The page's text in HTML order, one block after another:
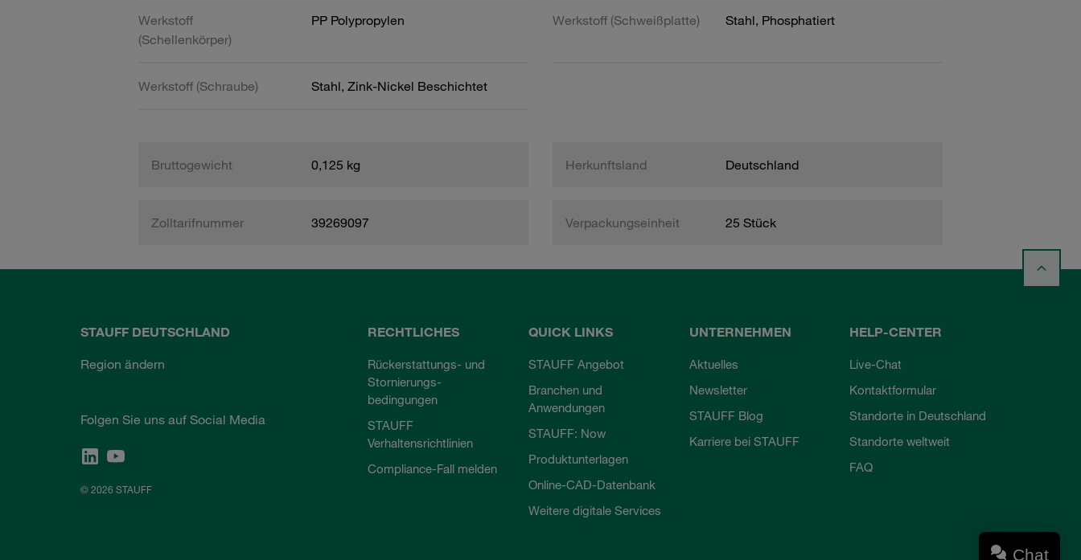
Werkstoff
(Schellenkörper)
PP Polypropylen Werkstoff (Schweißplatte) Stahl, Phosphatiert
Werkstoff (Schraube) Stahl, Zink-Nickel Beschichtet
Bruttogewicht 0,125 kg Herkunftsland Deutschland
Zolltarifnummer 39269097 Verpackungseinheit 25 Stück
STAUFF DEUTSCHLAND
Region ändern
Folgen Sie uns auf Social Media
© 2026 STAUFF
RECHTLICHES
Rückerstattungs- und
Stornierungs-
bedingungen
STAUFF
Verhaltensrichtlinien
Compliance-Fall melden
QUICK LINKS
STAUFF Angebot
Branchen und
Anwendungen
STAUFF: Now
Produktunterlagen
Online-CAD-Datenbank
Weitere digitale Services
UNTERNEHMEN
Aktuelles
Newsletter
STAUFF Blog
Karriere bei STAUFF
HELP-CENTER
Live-Chat
Kontaktformular
Standorte in Deutschland
Standorte weltweit
FAQ
Chat